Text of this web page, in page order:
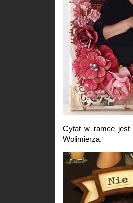
Cytat w ramce jest
Wolimierza.